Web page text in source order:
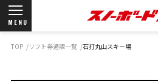
MENU
TOP リフト券通販一覧 石打丸山スキー場